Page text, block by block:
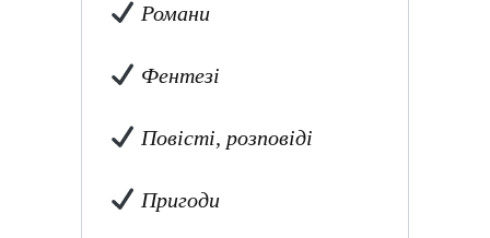
Романи
Фентезі
Повісті, розповіді
Пригоди